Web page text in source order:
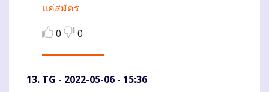
แค่สมัคร
0
0
TG - 2022-05-06 - 15:36